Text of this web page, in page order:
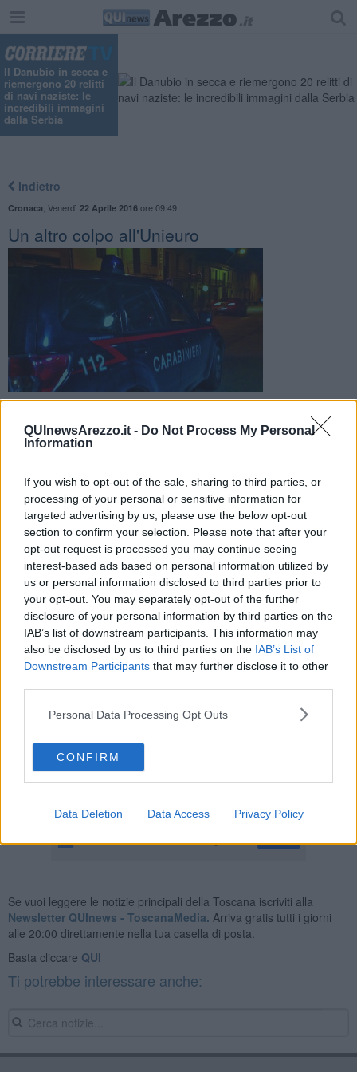
QUInewsArezzo.it - Do Not Process My Personal
Information
If you wish to opt-out of the sale, sharing to third parties, or
processing of your personal or sensitive information for
targeted advertising by us, please use the below opt-out
section to confirm your selection. Please note that after your
opt-out request is processed you may continue seeing
interest-based ads based on personal information utilized by
us or personal information disclosed to third parties prior to
your opt-out. You may separately opt-out of the further
disclosure of your personal information by third parties on the
IAB’s list of downstream participants. This information may
also be disclosed by us to third parties on the IAB’s List of
Downstream Participants that may further disclose it to other
Personal Data Processing Opt Outs
CONFIRM
Data Deletion Data Access Privacy Policy
Il Danubio in secca e
riemergono 20 relitti
di navi naziste: le
incredibili immagini
dalla Serbia
Indietro
Cronaca Venerdì 22 Aprile 2016ore 09:49
Un altro colpo all'Unieuro
razzia di tablet e cellulari nel punto vendita di Olmo
AREZZO —
Armati di mazze e picconi sono riusciti a mettere a
segno un colpo hi-tech. Un raid notturno al megastoreUnieuro a
Ripa di Olmo,il negozio specializzato nella vendita di prodotti
tecnologici.
furto è avvenuto alle tre di notte ed i malviventi sarebbero
riusciti a portar via tablet, consolle e tutta una serie di prodotti
informatici facilmente trasportabili. I ladri sono entrati in azione nel
punto vendita abbattendo la saracinesca d’ingresso con un’auto
lanciata come ariete.
I ladri sono riusciti a mettere fuori uso il sistema d’allarme e hanno
potuto così dedicarsi indisturbati al colpo, il secondo portato a
termine negli ultimi tempi, un tentativo pochi giorni fa non andò a
buon fine.Le indagini su quanto accaduto stanno sono portate
Se vuoi leggere le notizie principali della Toscana iscriviti alla
Newsletter QUInews - ToscanaMedia. Arriva gratis tutti i giorni
alle 20:00 direttamente nella tua casella di posta.
Basta cliccare QUI
Ti potrebbe interessare anche: